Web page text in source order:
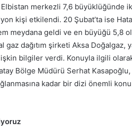
merkezli 7,6 büyüklüğünde
kişi etkilendi. 20 Şubat’ta ise
meydana geldi ve en büyüğü 5,8
gaz dağıtım şirketi Aksa Doğalgaz,
bilgiler verdi. Konuyla ilgili
Bölge Müdürü Serhat
kadar bir dizi önemli konu